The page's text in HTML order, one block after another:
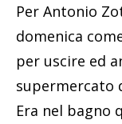
Per Antonio
domenica
per uscire ed
supermercato
Era nel bagno